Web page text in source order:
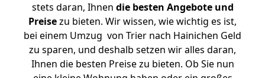
stets daran, Ihnen die besten Angebote und
Preisezu bieten. Wir wissen, wie wichtig es ist,
bei einem Umzug von Trier nach Hainichen Geld
zu sparen, und deshalb setzen wir alles daran,
Ihnen die besten Preise zu bieten. Ob Sie nun